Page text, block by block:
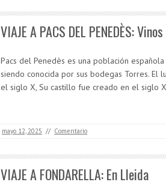
VIAJE A PACS DEL PENEDÈS:
Pacs del Penedès es una población
siendo conocida por sus bodegas Torres. El
el siglo X, Su castillo fue creado en el siglo
mayo 12, 2025 // Comentario
VIAJE A FONDARELLA: En Lleida